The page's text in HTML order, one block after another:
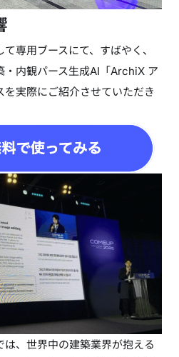
専用ブースにて、すばやく、
・内観パース生成AI「ArchiX ア
実際にご紹介させていただき
、世界中の建築業界が抱える